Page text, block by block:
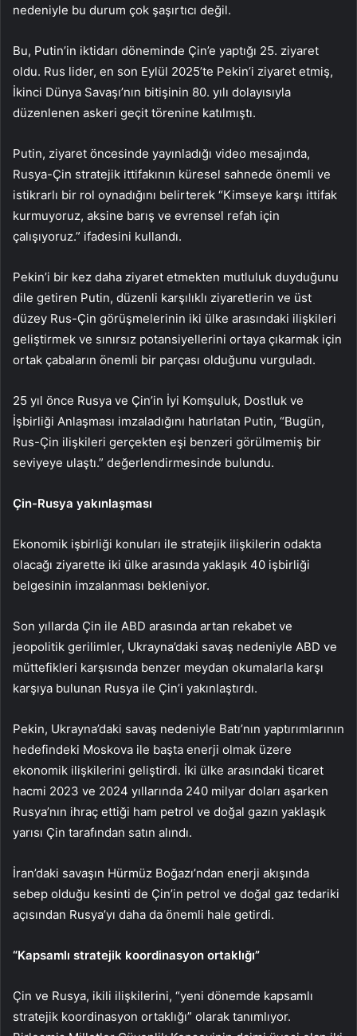
nedeniyle bu durum çok şaşırtıcı değil.
Bu, Putin’in iktidarı döneminde Çin’e yaptığı 25. ziyaret
oldu. Rus lider, en son Eylül 2025’te Pekin’i ziyaret etmiş,
İkinci Dünya Savaşı’nın bitişinin 80. yılı dolayısıyla
düzenlenen askeri geçit törenine katılmıştı.
Putin, ziyaret öncesinde yayınladığı video mesajında,
Rusya-Çin stratejik ittifakının küresel sahnede önemli ve
istikrarlı bir rol oynadığını belirterek “Kimseye karşı ittifak
kurmuyoruz, aksine barış ve evrensel refah için
çalışıyoruz.” ifadesini kullandı.
Pekin’i bir kez daha ziyaret etmekten mutluluk duyduğunu
dile getiren Putin, düzenli karşılıklı ziyaretlerin ve üst
düzey Rus-Çin görüşmelerinin iki ülke arasındaki ilişkileri
geliştirmek ve sınırsız potansiyellerini ortaya çıkarmak için
ortak çabaların önemli bir parçası olduğunu vurguladı.
25 yıl önce Rusya ve Çin’in İyi Komşuluk, Dostluk ve
İşbirliği Anlaşması imzaladığını hatırlatan Putin, “Bugün,
Rus-Çin ilişkileri gerçekten eşi benzeri görülmemiş bir
seviyeye ulaştı.” değerlendirmesinde bulundu.
Çin-Rusya yakınlaşması
Ekonomik işbirliği konuları ile stratejik ilişkilerin odakta
olacağı ziyarette iki ülke arasında yaklaşık 40 işbirliği
belgesinin imzalanması bekleniyor.
Son yıllarda Çin ile ABD arasında artan rekabet ve
jeopolitik gerilimler, Ukrayna’daki savaş nedeniyle ABD ve
müttefikleri karşısında benzer meydan okumalarla karşı
karşıya bulunan Rusya ile Çin’i yakınlaştırdı.
Pekin, Ukrayna’daki savaş nedeniyle Batı’nın yaptırımlarının
hedefindeki Moskova ile başta enerji olmak üzere
ekonomik ilişkilerini geliştirdi. İki ülke arasındaki ticaret
hacmi 2023 ve 2024 yıllarında 240 milyar doları aşarken
Rusya’nın ihraç ettiği ham petrol ve doğal gazın yaklaşık
yarısı Çin tarafından satın alındı.
İran’daki savaşın Hürmüz Boğazı’ndan enerji akışında
sebep olduğu kesinti de Çin’in petrol ve doğal gaz tedariki
açısından Rusya’yı daha da önemli hale getirdi.
“Kapsamlı stratejik koordinasyon ortaklığı”
Çin ve Rusya, ikili ilişkilerini, “yeni dönemde kapsamlı
stratejik koordinasyon ortaklığı” olarak tanımlıyor.